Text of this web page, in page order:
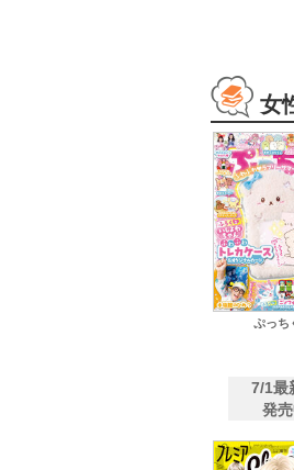
女
ぷっち
7/1最
発